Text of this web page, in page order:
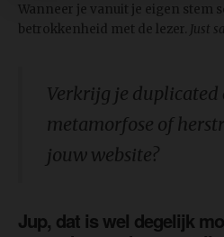
Wanneer je vanuit je eigen stem
betrokkenheid met de lezer. Just
Verkrijg je duplicated
metamorfose of
jouw website?
Jup, dat is wel degelijk